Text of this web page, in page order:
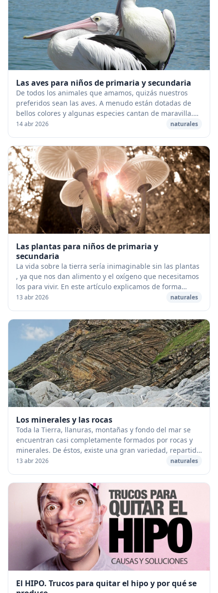
Las aves para niños de primaria y secundaria
De todos los animales que amamos, quizás nuestros
preferidos sean las aves. A menudo están dotadas de
bellos colores y algunas especies cantan de maravilla.
Además, se trata de animales vivaces, que s...
14 abr 2026 naturales
Las plantas para niños de primaria y
secundaria
La vida sobre la tierra sería inimaginable sin las plantas
, ya que nos dan alimento y el oxígeno que necesitamos
los para vivir. En este artículo explicamos de forma
sencilla las plantas para niños :...
13 abr 2026 naturales
Los minerales y las rocas
Toda la Tierra, llanuras, montañas y fondo del mar se
encuentran casi completamente formados por rocas y
minerales. De éstos, existe una gran variedad, repartida
por el suelo de manera desigual. Algun...
13 abr 2026 naturales
El HIPO. Trucos para quitar el hipo y por qué se